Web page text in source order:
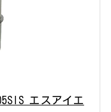
エスアイエ